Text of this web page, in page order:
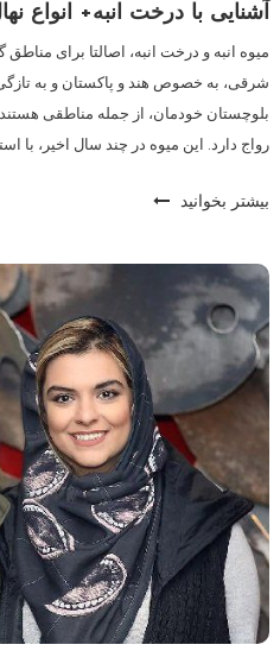
آشنایی با درخت انبه+ انواع
میوه انبه و درخت انبه، اصالتا برای
شرقی، به خصوص هند و پاکستان و به
بلوچستان خودمان، از جمله مناطقی
رواج دارد. این میوه در چند سال اخیر، با
بیشتر بخوانید